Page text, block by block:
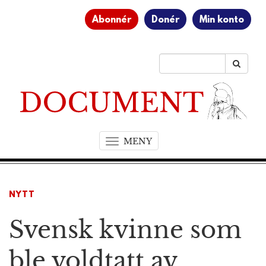
Abonnér Donér Min konto
MENYT
o
a
i
NYTT
Svensk kvinne som